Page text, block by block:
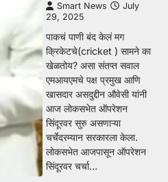
Smart News
July
29, 2025
पाकचं पाणी बंद केलं मग
क्रिकेटचे(cricket ) सामने का
खेळतोय? असा संतप्त सवाल
एमआयएमचे पक्ष प्रमुख आणि
खासदार असदुद्दीन औवेसी यांनी
आज लोकसभेत ऑपरेशन
सिंदूरवर सुरु असणाऱ्या
चर्चेदरम्यान सरकारला केला.
लोकसभेत आजपासून ऑपरेशन
सिंदूरवर चर्चा…